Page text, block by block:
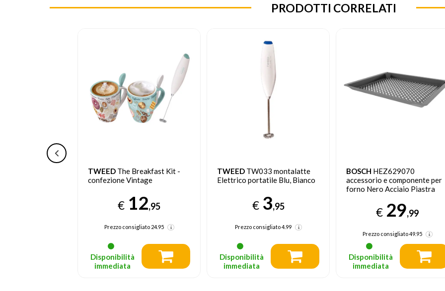
PRODOTTI CORRELATI
TWEED The Breakfast Kit -
confezione Vintage
€ 12,95
Prezzo consigliato24.95
Disponibilità
immediata
TWEED TW033 montalatte
Elettrico portatile Blu, Bianco
€ 3,95
Prezzo consigliato4.99
Disponibilità
immediata
BOSCH HEZ629070
accessorio e componente per
forno Nero Acciaio Piastra
€ 29,99
Prezzo consigliato49.95
Disponibilità
immediata